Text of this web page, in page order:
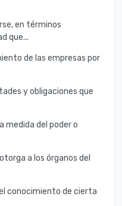
en términos
que...
de las empresas por
y obligaciones que
medida del poder o
a los órganos del
conocimiento de cierta